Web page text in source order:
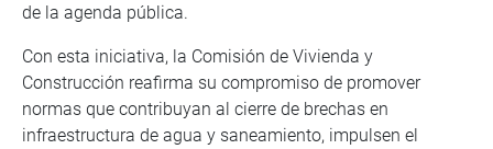
de la agenda pública.
Con esta iniciativa, la Comisión de Vivienda y
Construcción reafirma su compromiso de promover
normas que contribuyan al cierre de brechas en
infraestructura de agua y saneamiento, impulsen el